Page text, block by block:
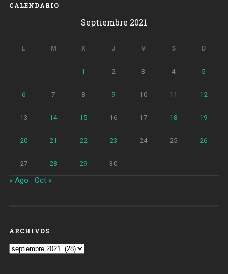
CALENDARIO
Septiembre 2021
L M X J V S D
1 2 3 4 5
6 7 8 9 10 11 12
13 14 15 16 17 18 19
20 21 22 23 24 25 26
27 28 29 30
« Ago Oct »
ARCHIVOS
Archivos